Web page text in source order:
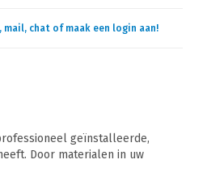
mail, chat of maak een login aan!
geïnstalleerde,
Door materialen in uw